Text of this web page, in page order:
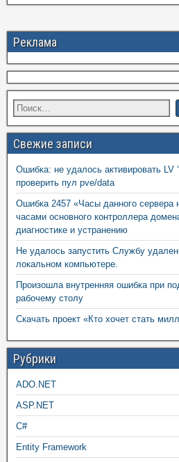
Реклама
Свежие записи
Ошибка: не удалось активировать LV
проверить пул pve/data
Ошибка 2457 «Часы данного сервера
часами основного контроллера
диагностике и устранению
Не удалось запустить Службу
локальном компьютере.
Произошла внутренняя ошибка при
рабочему столу
Скачать проект «Кто хочет стать
Рубрики
ADO.NET
ASP.NET
C#
Entity Framework